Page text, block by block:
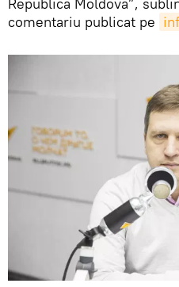
comentariu publicat pe